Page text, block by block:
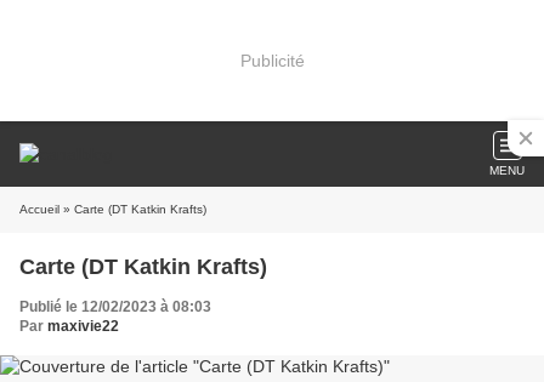
Publicité
MENU
Accueil » Carte (DT Katkin Krafts)
Carte (DT Katkin Krafts)
Publié le 12/02/2023 à 08:03
Par maxivie22